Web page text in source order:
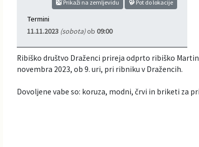
Prikaži na zemljevidu Pot do lokacije
Termini
11.11.2023(sobota)ob 09:00
Ribiško društvo Draženci prireja odprto ribiško
novembra 2023, ob 9. uri, pri ribniku v Dražencih.
Dovoljene vabe so: koruza, modni, črvi in briketi za
Občinski časopis Hajdinčan
Priznanja občine